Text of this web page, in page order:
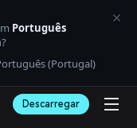
Português
?
(Portugal)
Descarregar